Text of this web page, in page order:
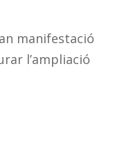
manifestació
l’ampliació